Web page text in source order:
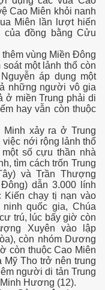
Cao Miên khỏi nanh
Miên lần lượt hiến
của đồng bằng Cửu
vùng Miền Đông
một lảnh thổ còn
áp dụng một
những người vô gia
ở miền Trung phải di
hay vẫn còn thuộc
Minh xảy ra ở Trung
việc nới rộng lảnh thổ
số cựu thần nhà
tìm cách trốn Trung
và Trần Thượng
dẫn 3.000 lính
Kiến chạy tị nạn vào
quốc gia, Chúa
trú, lúc bấy giờ còn
Xuyên vào lập
còn nhóm Dương
còn thuộc Cao Miên
Mỹ Tho trở nên trung
người di tản Trung
Hương (12).